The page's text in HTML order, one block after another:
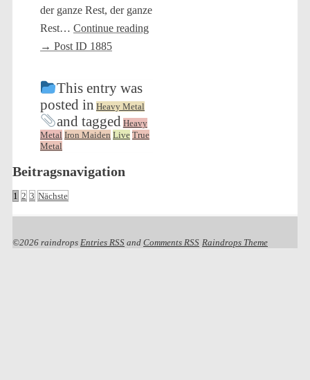
der ganze Rest, der ganze
Rest… Continue reading
→ Post ID 1885
This entry was
posted in Heavy Metal
and tagged Heavy
Metal Iron Maiden Live True
Metal
Beitragsnavigation
1 2 3 Nächste
©2026 raindrops Entries RSS and Comments RSS Raindrops Theme